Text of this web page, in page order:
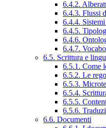
6.4.2.
6.4.3. Flussi
6.4.4.
6.4.5.
6.4.6.
6.4.7.
6.5. Scrittura e
6.5.1. Come
6.5.2. Le
6.5.3.
6.5.4.
6.5.5.
6.5.6.
6.6. Documenti